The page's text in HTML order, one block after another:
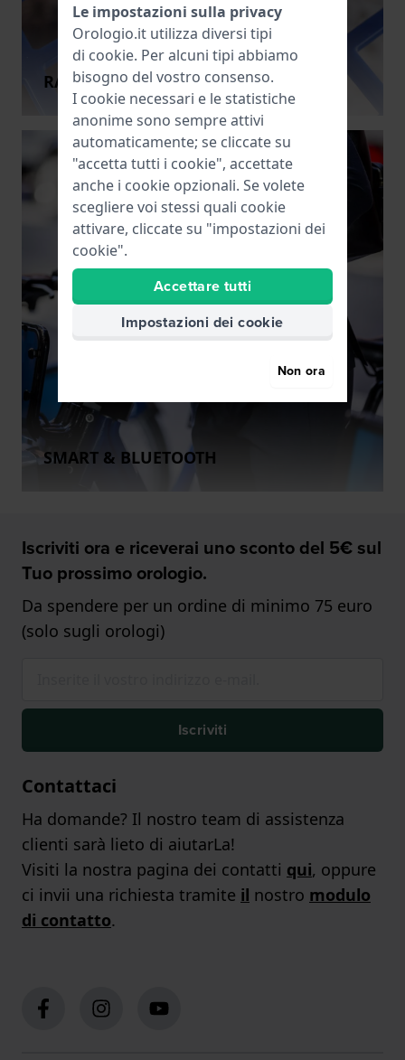
RACCOMANDAZIONI PARTICOLARI
SMART & BLUETOOTH
Iscriviti ora e riceverai uno sconto del 5€ sul
Tuo prossimo orologio.
Da spendere per un ordine di minimo 75 euro
(solo sugli orologi)
Iscriviti
Contattaci
Ha domande? Il nostro team di assistenza
clienti sarà lieto di aiutarLa!
Visiti la nostra pagina dei contatti qui, oppure
ci invii una richiesta tramite il nostro modulo
di contatto.
Le impostazioni sulla privacy
Orologio.it utilizza diversi tipi
di cookie. Per alcuni tipi abbiamo
bisogno del vostro consenso.
I cookie necessari e le statistiche
anonime sono sempre attivi
automaticamente; se cliccate su
"accetta tutti i cookie", accettate
anche i cookie opzionali. Se volete
scegliere voi stessi quali cookie
attivare, cliccate su "impostazioni dei
cookie".
Accettare tutti
Impostazioni dei cookie
Non ora